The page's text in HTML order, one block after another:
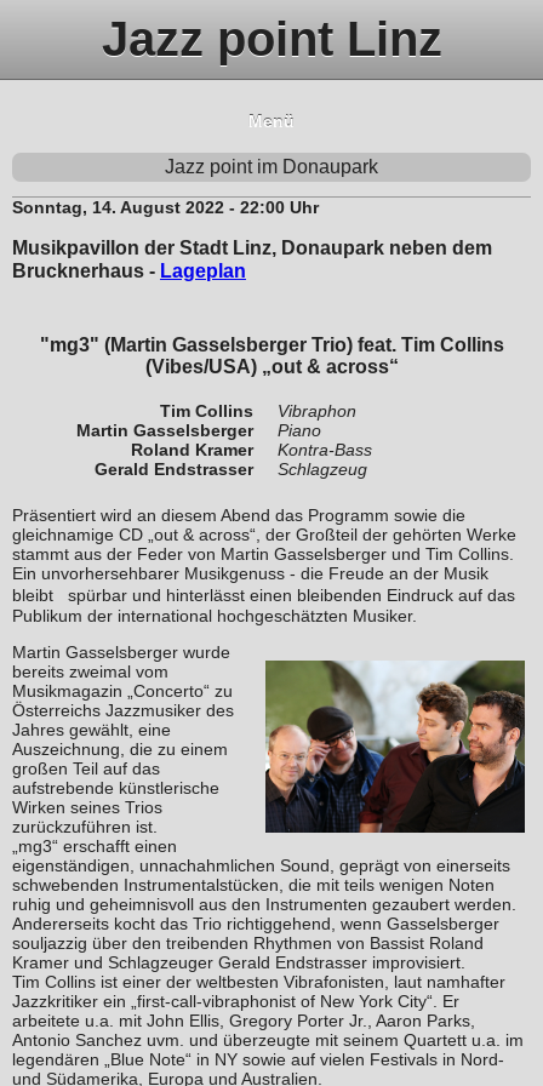
Jazz point Linz
Menü
Jazz point im Donaupark
Sonntag, 14. August 2022 - 22:00 Uhr
Musikpavillon der Stadt Linz, Donaupark neben dem
Brucknerhaus - Lageplan
"mg3" (Martin Gasselsberger Trio) feat. Tim Collins
(Vibes/USA) „out & across“
Tim Collins
Martin Gasselsberger
Roland Kramer
Gerald Endstrasser
Vibraphon
Piano
Kontra-Bass
Schlagzeug
Präsentiert wird an diesem Abend das Programm sowie die
gleichnamige CD „out & across“, der Großteil der gehörten Werke
stammt aus der Feder von Martin Gasselsberger und Tim Collins.
Ein unvorhersehbarer Musikgenuss - die Freude an der Musik
bleibt spürbar und hinterlässt einen bleibenden Eindruck auf das
Publikum der international hochgeschätzten Musiker.
Martin Gasselsberger wurde
bereits zweimal vom
Musikmagazin „Concerto“ zu
Österreichs Jazzmusiker des
Jahres gewählt, eine
Auszeichnung, die zu einem
großen Teil auf das
aufstrebende künstlerische
Wirken seines Trios
zurückzuführen ist.
„mg3“ erschafft einen
eigenständigen, unnachahmlichen Sound, geprägt von einerseits
schwebenden Instrumentalstücken, die mit teils wenigen Noten
ruhig und geheimnisvoll aus den Instrumenten gezaubert werden.
Andererseits kocht das Trio richtiggehend, wenn Gasselsberger
souljazzig über den treibenden Rhythmen von Bassist Roland
Kramer und Schlagzeuger Gerald Endstrasser improvisiert.
Tim Collins ist einer der weltbesten Vibrafonisten, laut namhafter
Jazzkritiker ein „first-call-vibraphonist of New York City“. Er
arbeitete u.a. mit John Ellis, Gregory Porter Jr., Aaron Parks,
Antonio Sanchez uvm. und überzeugte mit seinem Quartett u.a. im
legendären „Blue Note“ in NY sowie auf vielen Festivals in Nord-
und Südamerika, Europa und Australien.